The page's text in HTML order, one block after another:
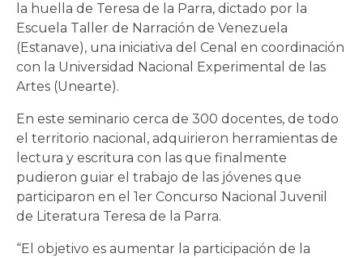
la huella de Teresa de la Parra, dictado por la
Escuela Taller de Narración de Venezuela
(Estanave), una iniciativa del Cenal en coordinación
con la Universidad Nacional Experimental de las
Artes (Unearte).
En este seminario cerca de 300 docentes, de todo
el territorio nacional, adquirieron herramientas de
lectura y escritura con las que finalmente
pudieron guiar el trabajo de las jóvenes que
participaron en el 1er Concurso Nacional Juvenil
de Literatura Teresa de la Parra.
“El objetivo es aumentar la participación de la